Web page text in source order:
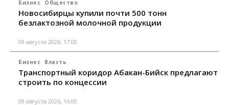
Бизнес Общество
Новосибирцы купили почти 500 тонн
безлактозной молочной продукции
09 августа 2026, 17:00
Бизнес Власть
Транспортный коридор Абакан-Бийск предлагают
строить по концессии
09 августа 2026, 16:00